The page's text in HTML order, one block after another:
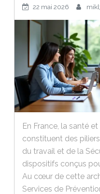
22 mai 2026
En France, la santé
constituent des
du travail et de la
dispositifs conçus
Au cœur de cette
Services de